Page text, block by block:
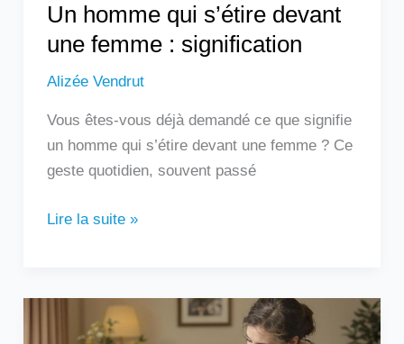
Un homme qui s’étire devant
une femme : signification
Alizée Vendrut
Vous êtes-vous déjà demandé ce que signifie
un homme qui s’étire devant une femme ? Ce
geste quotidien, souvent passé
Lire la suite »
Comment
meurent